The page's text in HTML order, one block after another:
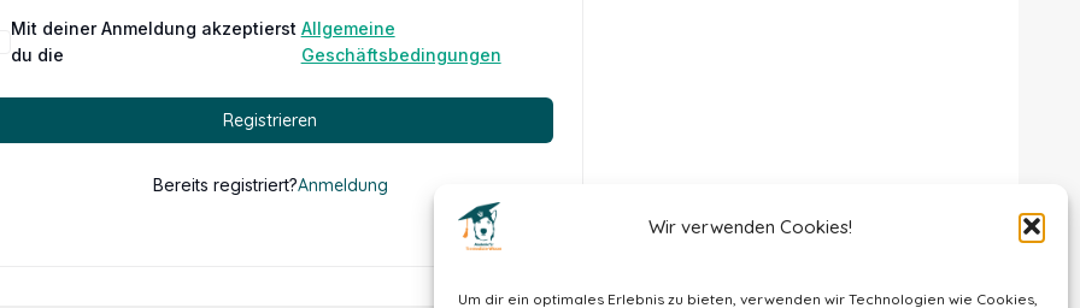
Wir verwenden Cookies!
Um dir ein optimales Erlebnis zu bieten, verwenden wir Technologien wie Cookies,
Mit deiner Anmeldung akzeptierst
du die
Allgemeine
Geschäftsbedingungen
Registrieren
Bereits registriert?Anmeldung